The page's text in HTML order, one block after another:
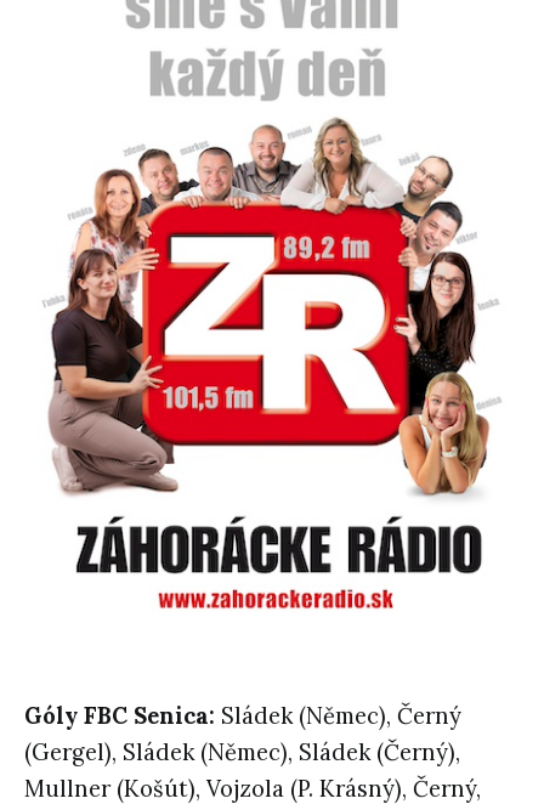
Góly FBC Senica: Sládek (Němec), Černý
(Gergel), Sládek (Němec), Sládek (Černý),
Mullner (Košút), Vojzola (P. Krásný), Černý,